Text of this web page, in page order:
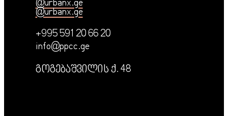
@urbanx.ge
@urbanx.ge
+995 591 20 66 20
info@ppcc.ge
გოგებაშვილის ქ. 48